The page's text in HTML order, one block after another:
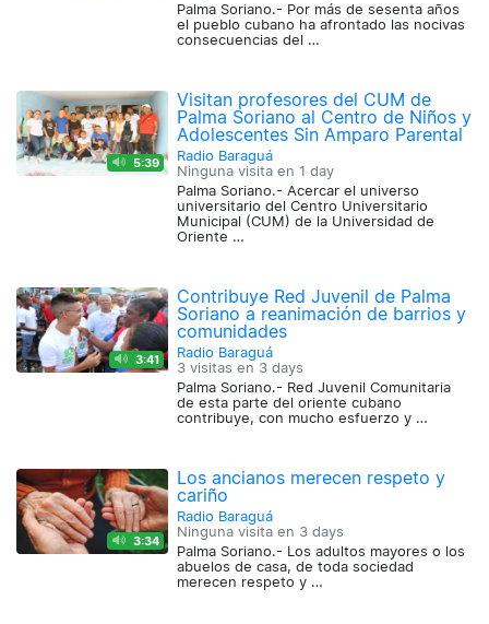
Palma Soriano.- Por más de sesenta años
el pueblo cubano ha afrontado las nocivas
consecuencias del …
5:39
Visitan profesores del CUM de
Palma Soriano al Centro de Niños y
Adolescentes Sin Amparo Parental
Radio Baraguá
Ninguna visita en 1 day
Palma Soriano.- Acercar el universo
universitario del Centro Universitario
Municipal (CUM) de la Universidad de
Oriente …
3:41
Contribuye Red Juvenil de Palma
Soriano a reanimación de barrios y
comunidades
Radio Baraguá
3 visitas en 3 days
Palma Soriano.- Red Juvenil Comunitaria
de esta parte del oriente cubano
contribuye, con mucho esfuerzo y …
3:34
Los ancianos merecen respeto y
cariño
Radio Baraguá
Ninguna visita en 3 days
Palma Soriano.- Los adultos mayores o los
abuelos de casa, de toda sociedad
merecen respeto y …